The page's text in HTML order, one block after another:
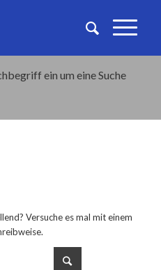
ein um eine Suche
Versuche es mal mit einem